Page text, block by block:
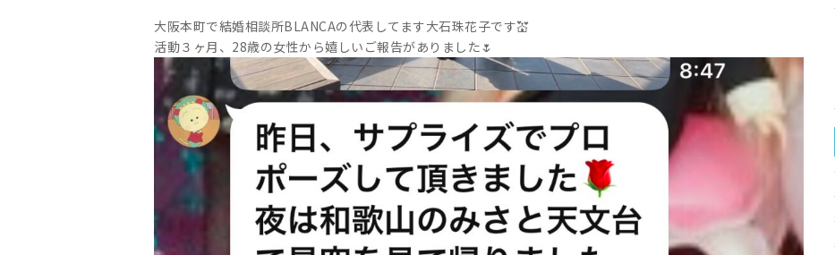
大阪本町で結婚相談所BLANCAの代表してます大石珠花子です💒
活動３ヶ月、28歳の女性から嬉しいご報告がありました🌷